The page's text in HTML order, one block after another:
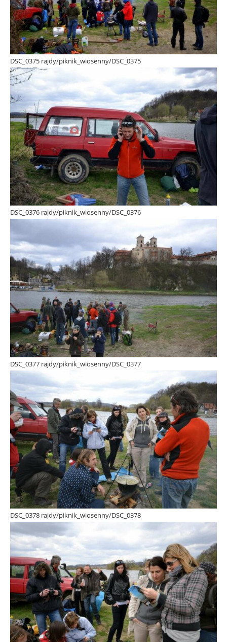
DSC_0375 rajdy/piknik_wiosenny/DSC_0375
DSC_0376 rajdy/piknik_wiosenny/DSC_0376
DSC_0377 rajdy/piknik_wiosenny/DSC_0377
DSC_0378 rajdy/piknik_wiosenny/DSC_0378